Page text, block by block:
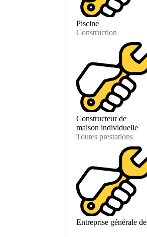
Piscine
Construction
Constructeur de
maison individuelle
Toutes prestations
Entreprise générale de